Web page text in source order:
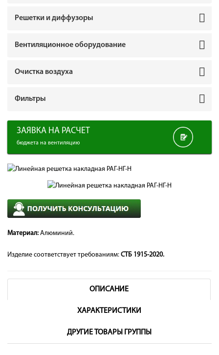
Решетки и диффузоры
Вентиляционное оборудование
Очистка воздуха
Фильтры
ЗАЯВКА НА РАСЧЕТ
бюджета на вентиляцию
Материал: Алюминий.
Изделие соответствует требованиям: СТБ 1915-2020.
ОПИСАНИЕ
ХАРАКТЕРИСТИКИ
ДРУГИЕ ТОВАРЫ ГРУППЫ